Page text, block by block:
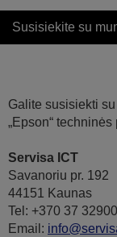
Susisiekite su
Galite susisiekti
„Epson“
Servisa ICT
Savanoriu pr. 192
44151 Kaunas
Tel: +370 37
Email: